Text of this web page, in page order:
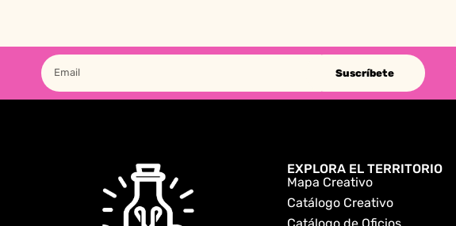
Suscríbete
EXPLORA EL TERRITORIO
Mapa Creativo
Catálogo Creativo